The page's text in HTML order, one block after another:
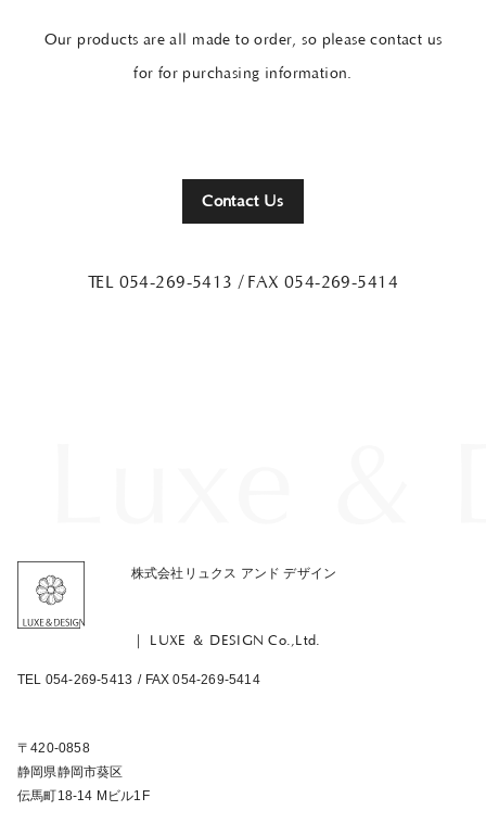
Our products are all made to order, so please contact us
for for purchasing information.
Contact Us
TEL 054-269-5413 / FAX 054-269-5414
株式会社リュクス アンド デザイン
｜ LUXE ＆ DESIGN Co.,Ltd.
TEL 054-269-5413 / FAX 054-269-5414
〒420-0858
静岡県静岡市葵区
伝馬町18-14 Mビル1F